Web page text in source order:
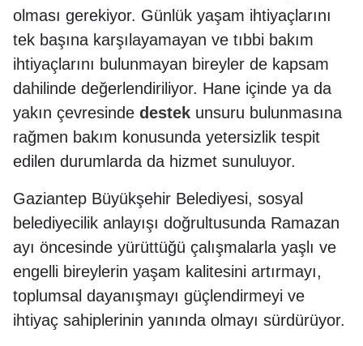
olması gerekiyor. Günlük yaşam ihtiyaçlarını
tek başına karşılayamayan ve tıbbi bakım
ihtiyaçlarını bulunmayan bireyler de kapsam
dahilinde değerlendiriliyor. Hane içinde ya da
yakın çevresinde destek unsuru bulunmasına
rağmen bakım konusunda yetersizlik tespit
edilen durumlarda da hizmet sunuluyor.
Gaziantep Büyükşehir Belediyesi, sosyal
belediyecilik anlayışı doğrultusunda Ramazan
ayı öncesinde yürüttüğü çalışmalarla yaşlı ve
engelli bireylerin yaşam kalitesini artırmayı,
toplumsal dayanışmayı güçlendirmeyi ve
ihtiyaç sahiplerinin yanında olmayı sürdürüyor.